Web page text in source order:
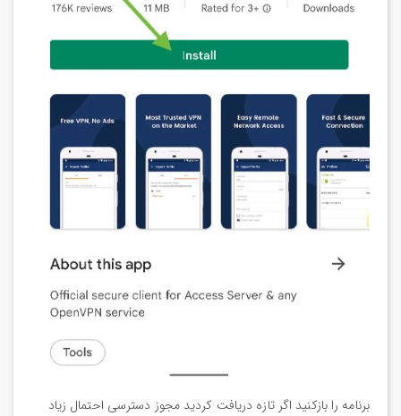
برنامه را بازکنید اگر تازه دریافت کردید مجوز دسترسی احتمال زیاد